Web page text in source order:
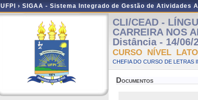
UFPI › SIGAA - Sistema Integrado de Gestão de Atividades
CLI/CEAD -
CARREIRA NOS
Distância - 14/06/
CURSO NÍVEL
CHEFIA DO CURSO DE LETRAS
Documentos